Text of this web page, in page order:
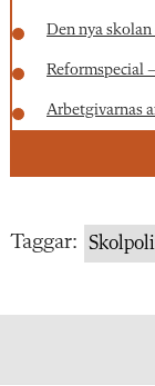
Den nya
Reformspecial
Arbetgivarnas
Lärares
Nytt
Taggar: